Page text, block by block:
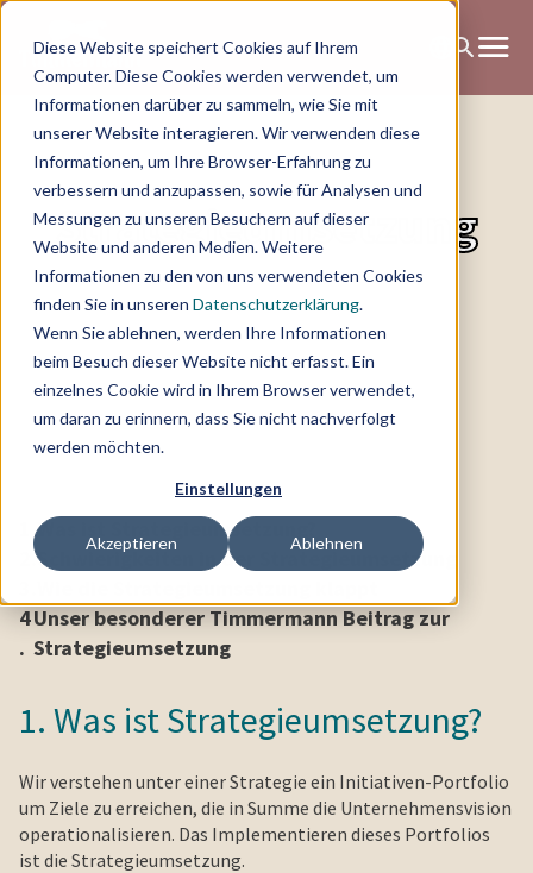
Diese Website speichert Cookies auf Ihrem
Computer. Diese Cookies werden verwendet, um
Informationen darüber zu sammeln, wie Sie mit
unserer Website interagieren. Wir verwenden diese
Informationen, um Ihre Browser-Erfahrung zu
verbessern und anzupassen, sowie für Analysen und
Messungen zu unseren Besuchern auf dieser
Website und anderen Medien. Weitere
Informationen zu den von uns verwendeten Cookies
finden Sie in unseren Datenschutzerklärung.
Wenn Sie ablehnen, werden Ihre Informationen
beim Besuch dieser Website nicht erfasst. Ein
einzelnes Cookie wird in Ihrem Browser verwendet,
um daran zu erinnern, dass Sie nicht nachverfolgt
werden möchten.
Einstellungen
Akzeptieren Ablehnen
Strategieumsetzung
1.Was ist Strategieumsetzung?
2.Schwierigkeiten in der Strategieumsetzung
4
.
Unser besonderer Timmermann Beitrag zur
Strategieumsetzung
1. Was ist Strategieumsetzung?
Wir verstehen unter einer Strategie ein Initiativen-Portfolio
um Ziele zu erreichen, die in Summe die Unternehmensvision
operationalisieren. Das Implementieren dieses Portfolios
ist die Strategieumsetzung.